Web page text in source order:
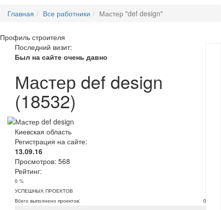
Главная
Все работники Мастер "def design"
Профиль строителя
Последний визит:
Был на сайте очень давно
Мастер def design
(18532)
Киевская область
Регистрация на сайте:
13.09.16
Просмотров: 568
Рейтинг:
0 %
УСПЕШНЫХ ПРОЕКТОВ
Вcего выполнено проектов:
0